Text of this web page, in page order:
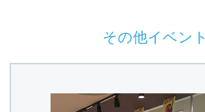
その他イベント